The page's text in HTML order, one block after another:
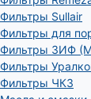
Фильтры Sullair
Фильтры для
Фильтры ЗИФ
Фильтры
Фильтры ЧКЗ